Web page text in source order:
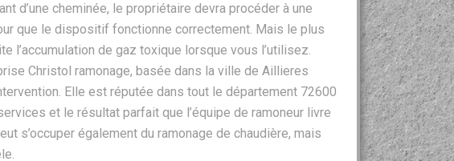
d’une cheminée, le propriétaire devra procéder à une
que le dispositif fonctionne correctement. Mais le plus
l’accumulation de gaz toxique lorsque vous l’utilisez.
Christol ramonage, basée dans la ville de Aillieres
Elle est réputée dans tout le département 72600
et le résultat parfait que l’équipe de ramoneur livre
s’occuper également du ramonage de chaudière, mais